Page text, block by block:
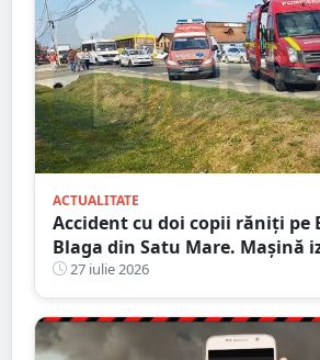
ACTUALITATE
Accident cu doi copii răniți pe
Blaga din Satu Mare. Mașină
stâlp
27 iulie 2026